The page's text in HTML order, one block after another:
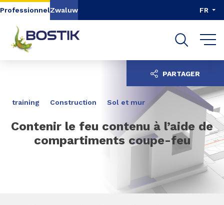
Aller au contenu
Aller à la recherche
ProfessionnelZwaluw FR
training Construction Sol et mur
Contenir le feu contenu à l’aide de
compartiments coupe-feu
PARTAGER